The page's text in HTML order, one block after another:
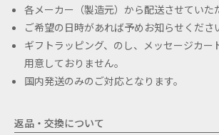
各メーカー（製造元）から配送させていた
ご希望の日時があれば予めお知らせくださ
ギフトラッピング、のし、メッセージカー
用意しておりません。
国内発送のみのご対応となります。
返品・交換について